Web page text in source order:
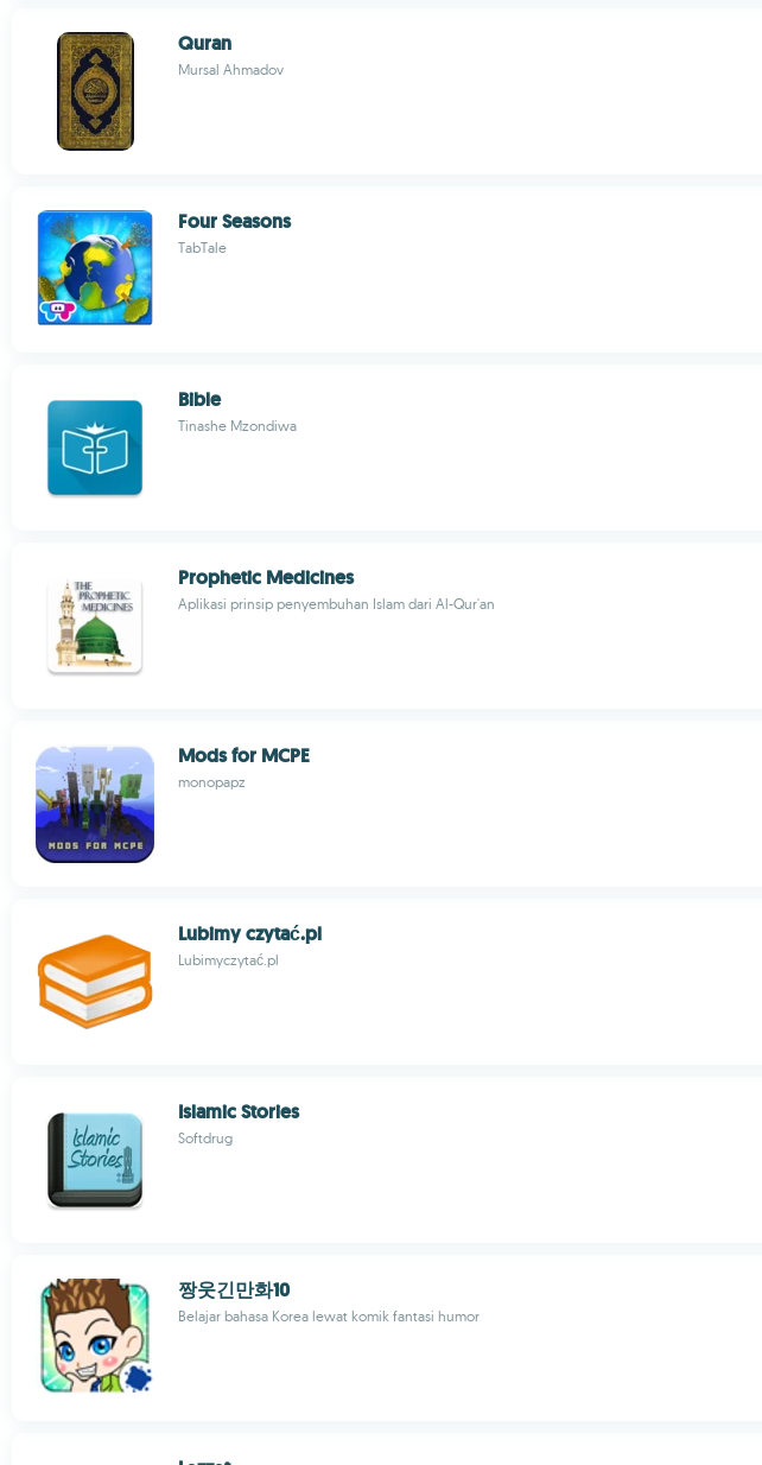
Quran
Mursal Ahmadov
Four Seasons
TabTale
Bible
Tinashe Mzondiwa
Prophetic Medicines
Aplikasi prinsip penyembuhan Islam dari Al-Qur'an
Mods for MCPE
monopapz
Lubimy czytać.pl
Lubimyczytać.pl
Islamic Stories
Softdrug
짱웃긴만화10
Belajar bahasa Korea lewat komik fantasi humor